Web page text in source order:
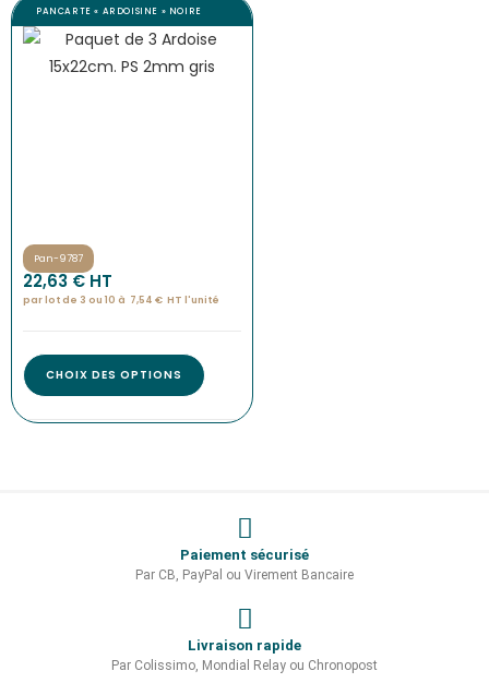
PANCARTE « ARDOISINE » NOIRE
Pan-9787
22,63 € HT
par lot de 3 ou 10 à 7,54 € HT l'unité
CHOIX DES OPTIONS
Paiement sécurisé
Par CB, PayPal ou Virement Bancaire
Livraison rapide
Par Colissimo, Mondial Relay ou Chronopost